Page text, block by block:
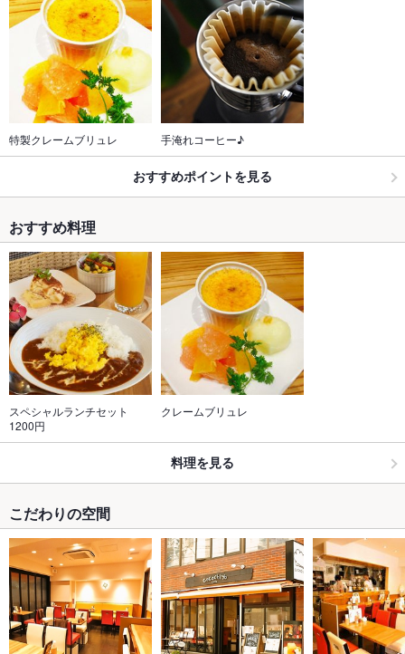
特製クレームブリュレ 手淹れコーヒー♪
おすすめポイントを見る
おすすめ料理
スペシャルランチセット
1200円
クレームブリュレ
料理を見る
こだわりの空間